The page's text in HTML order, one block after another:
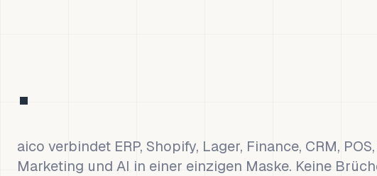
.
aico verbindet ERP, Shopify, Lager, Finance, CRM,
Marketing und AI in einer einzigen Maske. Keine